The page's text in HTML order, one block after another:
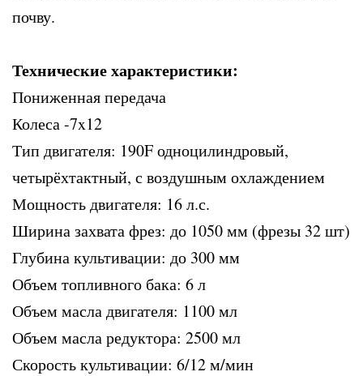
почву.
Технические характеристики:
Пониженная передача
Колеса -7x12
Тип двигателя: 190F одноцилиндровый,
четырёхтактный, с воздушным охлаждением
Мощность двигателя: 16 л.с.
Ширина захвата фрез: до 1050 мм (фрезы 32 шт)
Глубина культивации: до 300 мм
Объем топливного бака: 6 л
Объем масла двигателя: 1100 мл
Объем масла редуктора: 2500 мл
Скорость культивации: 6/12 м/мин